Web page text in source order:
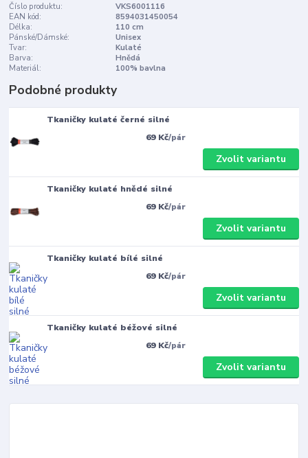
Číslo produktu:
VKS6001116
EAN kód:
8594031450054
Délka:
110 cm
Pánské/Dámské:
Unisex
Tvar:
Kulaté
Barva:
Hnědá
Materiál:
100% bavlna
Podobné produkty
Tkaničky kulaté černé silné
69 Kč/pár
Zvolit variantu
Tkaničky kulaté hnědé silné
69 Kč/pár
Zvolit variantu
Tkaničky kulaté bílé silné
69 Kč/pár
Zvolit variantu
Tkaničky kulaté béžové silné
69 Kč/pár
Zvolit variantu